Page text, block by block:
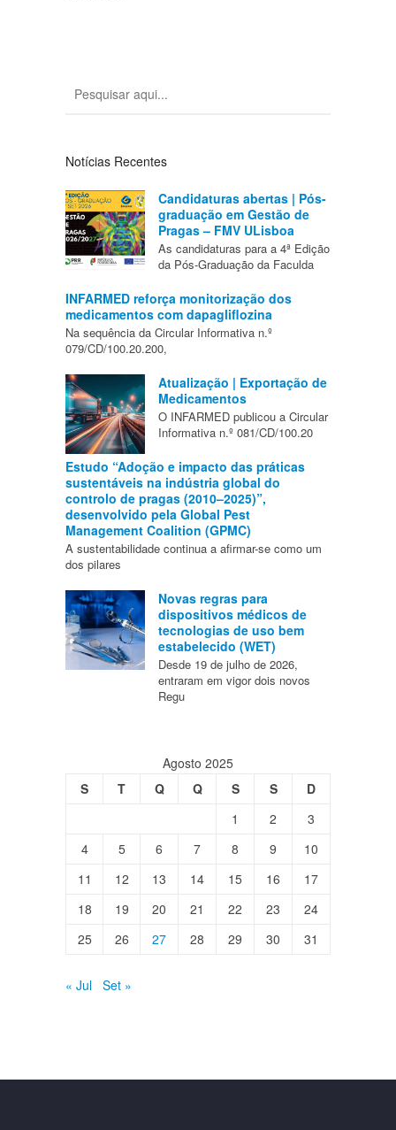
Notícias Recentes
Candidaturas abertas | Pós-
graduação em Gestão de
Pragas – FMV ULisboa
As candidaturas para a 4ª Edição
da Pós-Graduação da Faculda
INFARMED reforça monitorização dos
medicamentos com dapagliflozina
Na sequência da Circular Informativa n.º
079/CD/100.20.200,
Atualização | Exportação de
Medicamentos
O INFARMED publicou a Circular
Informativa n.º 081/CD/100.20
Estudo “Adoção e impacto das práticas
sustentáveis na indústria global do
controlo de pragas (2010–2025)”,
desenvolvido pela Global Pest
Management Coalition (GPMC)
A sustentabilidade continua a afirmar-se como um
dos pilares
Novas regras para
dispositivos médicos de
tecnologias de uso bem
estabelecido (WET)
Desde 19 de julho de 2026,
entraram em vigor dois novos
Regu
Agosto 2025
S
T Q Q S S
D
1
2
3
4
5 6 7 8 9
10
11
12 13 14 15 16
17
18
19 20 21 22 23
24
25
26 27 28 29 30 31
« Jul Set »